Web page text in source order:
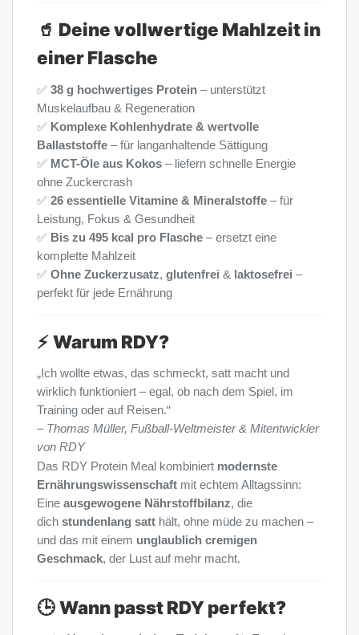
🥤 Deine vollwertige Mahlzeit in
einer Flasche
✅ 38 g hochwertiges Protein – unterstützt
Muskelaufbau & Regeneration
✅ Komplexe Kohlenhydrate & wertvolle
Ballaststoffe – für langanhaltende Sättigung
✅ MCT-Öle aus Kokos – liefern schnelle Energie
ohne Zuckercrash
✅ 26 essentielle Vitamine & Mineralstoffe – für
Leistung, Fokus & Gesundheit
✅ Bis zu 495 kcal pro Flasche – ersetzt eine
komplette Mahlzeit
✅ Ohne Zuckerzusatz, glutenfrei & laktosefrei –
perfekt für jede Ernährung
⚡Warum RDY?
„Ich wollte etwas, das schmeckt, satt macht und
wirklich funktioniert – egal, ob nach dem Spiel, im
Training oder auf Reisen.“
– Thomas Müller, Fußball-Weltmeister & Mitentwickler
von RDY
Das RDY Protein Meal kombiniert modernste
Ernährungswissenschaft mit echtem Alltagssinn:
Eine ausgewogene Nährstoffbilanz, die
dich stundenlang satt hält, ohne müde zu machen –
und das mit einem unglaublich cremigen
Geschmack, der Lust auf mehr macht.
🕒Wann passt RDY perfekt?